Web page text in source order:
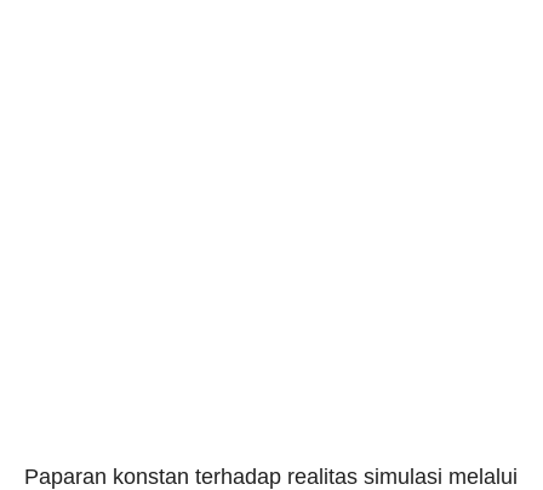
Paparan konstan terhadap realitas simulasi melalui